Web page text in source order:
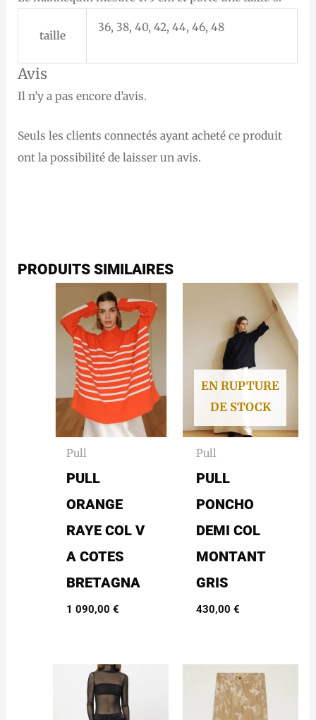
taille
36, 38, 40, 42, 44, 46, 48
Avis
Il n’y a pas encore d’avis.
Seuls les clients connectés ayant acheté ce produit
ont la possibilité de laisser un avis.
PRODUITS SIMILAIRES
Pull
PULL
ORANGE
RAYE COL V
A COTES
BRETAGNA
1 090,00€
EN RUPTURE
DE STOCK
Pull
PULL
PONCHO
DEMI COL
MONTANT
GRIS
430,00€